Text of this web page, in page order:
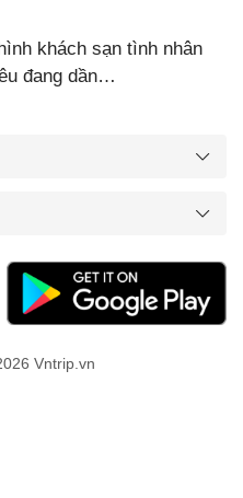
khách sạn tình nhân
đang dần…
Vntrip.vn